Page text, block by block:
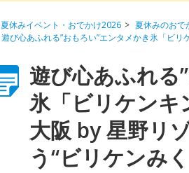
夏休みイベント・おでかけ2026 夏休みのおで
遊び心あふれる”おもろい”エンタメかき氷「ビ
遊び心あふれる
氷「ビリケン
大阪 by 星野リ
う“ビリケンみ